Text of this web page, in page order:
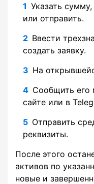
Указать
или отправить.
Ввести
создать заявку.
На
Сообщить его
сайте или в
Отправить
реквизиты.
После этого
активов по
новые и